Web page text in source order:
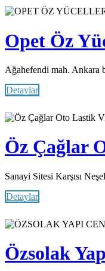
Opet Öz
Ağahefendi mah. Ankara
Detaylar
Öz Çağlar
Sanayi Sitesi Karşısı
Detaylar
Özsolak